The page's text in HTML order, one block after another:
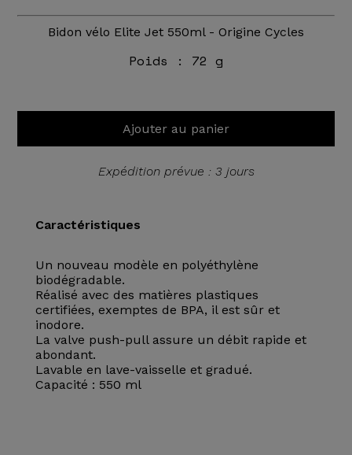
Bidon vélo Elite Jet 550ml - Origine Cycles
Poids : 72 g
Ajouter au panier
Expédition prévue : 3 jours
Caractéristiques
Un nouveau modèle en polyéthylène
biodégradable.
Réalisé avec des matières plastiques
certifiées, exemptes de BPA, il est sûr et
inodore.
La valve push-pull assure un débit rapide et
abondant.
Lavable en lave-vaisselle et gradué.
Capacité : 550 ml